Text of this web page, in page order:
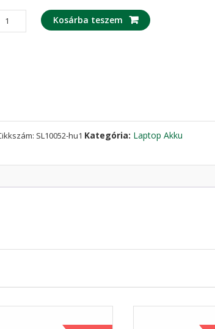
laptop
akkumulátor
Kosárba teszem
SL10052-hu1 Kategória: Laptop Akku